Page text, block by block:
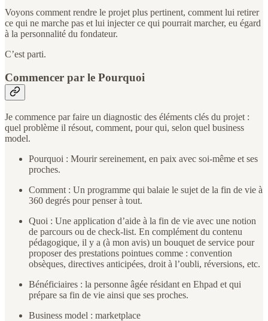
Voyons comment rendre le projet plus pertinent, comment lui retirer
ce qui ne marche pas et lui injecter ce qui pourrait marcher, eu égard
à la personnalité du fondateur.
C’est parti.
Commencer par le Pourquoi
Je commence par faire un diagnostic des éléments clés du projet :
quel problème il résout, comment, pour qui, selon quel business
model.
Pourquoi : Mourir sereinement, en paix avec soi-même et ses
proches.
Comment : Un programme qui balaie le sujet de la fin de vie à
360 degrés pour penser à tout.
Quoi : Une application d’aide à la fin de vie avec une notion
de parcours ou de check-list. En complément du contenu
pédagogique, il y a (à mon avis) un bouquet de service pour
proposer des prestations pointues comme : convention
obsèques, directives anticipées, droit à l’oubli, réversions, etc.
Bénéficiaires : la personne âgée résidant en Ehpad et qui
prépare sa fin de vie ainsi que ses proches.
Business model : marketplace